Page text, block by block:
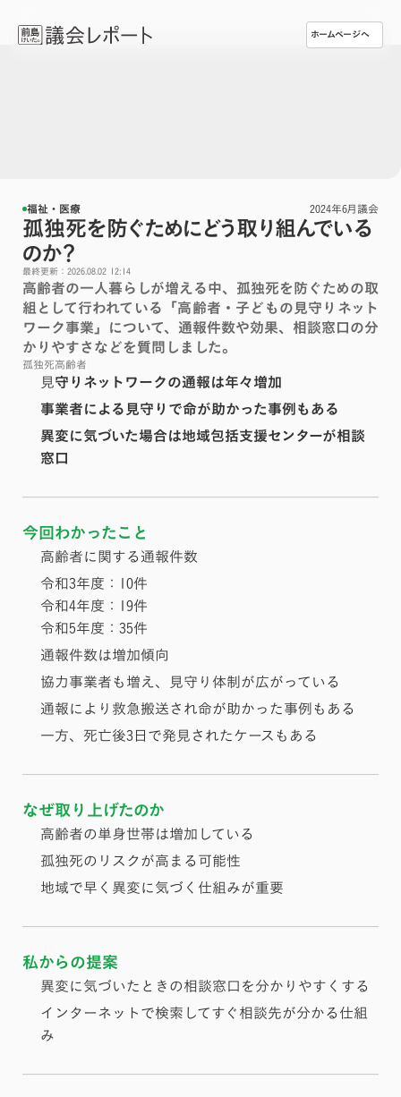
福祉・医療 2024年6月議会
孤独死を防ぐためにどう取り組んでいる
のか？
最終更新：2026.08.02 12:14
高齢者の一人暮らしが増える中、孤独死を防ぐための取
組として行われている「高齢者・子どもの見守りネット
ワーク事業」について、通報件数や効果、相談窓口の分
かりやすさなどを質問しました。
孤独死高齢者
見守りネットワークの通報は年々増加
事業者による見守りで命が助かった事例もある
異変に気づいた場合は地域包括支援センターが相談
窓口
今回わかったこと
高齢者に関する通報件数
令和3年度：10件
令和4年度：19件
令和5年度：35件
通報件数は増加傾向
協力事業者も増え、見守り体制が広がっている
通報により救急搬送され命が助かった事例もある
一方、死亡後3日で発見されたケースもある
なぜ取り上げたのか
高齢者の単身世帯は増加している
孤独死のリスクが高まる可能性
地域で早く異変に気づく仕組みが重要
私からの提案
異変に気づいたときの相談窓口を分かりやすくする
インターネットで検索してすぐ相談先が分かる仕組
み
ホームページへ